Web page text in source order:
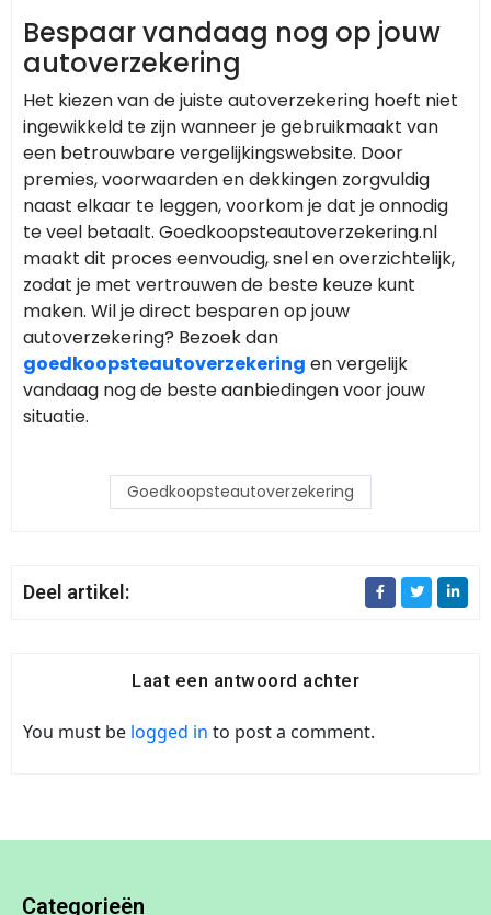
Bespaar vandaag nog op jouw
autoverzekering
Het kiezen van de juiste autoverzekering hoeft niet
ingewikkeld te zijn wanneer je gebruikmaakt van
een betrouwbare vergelijkingswebsite. Door
premies, voorwaarden en dekkingen zorgvuldig
naast elkaar te leggen, voorkom je dat je onnodig
te veel betaalt. Goedkoopsteautoverzekering.nl
maakt dit proces eenvoudig, snel en overzichtelijk,
zodat je met vertrouwen de beste keuze kunt
maken. Wil je direct besparen op jouw
autoverzekering? Bezoek dan
goedkoopsteautoverzekering en vergelijk
vandaag nog de beste aanbiedingen voor jouw
situatie.
Goedkoopsteautoverzekering
Deel artikel:
Laat een antwoord achter
You must be logged in to post a comment.
Categorieën